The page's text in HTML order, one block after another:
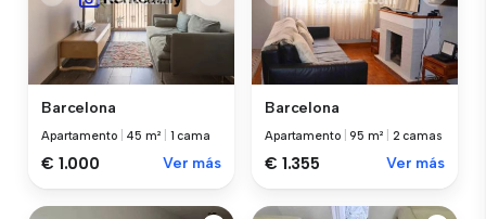
Barcelona
Apartamento 45 m² 1 cama
€ 1.000 Ver más
Barcelona
Apartamento |95 m² 2 camas
€ 1.355 Ver más